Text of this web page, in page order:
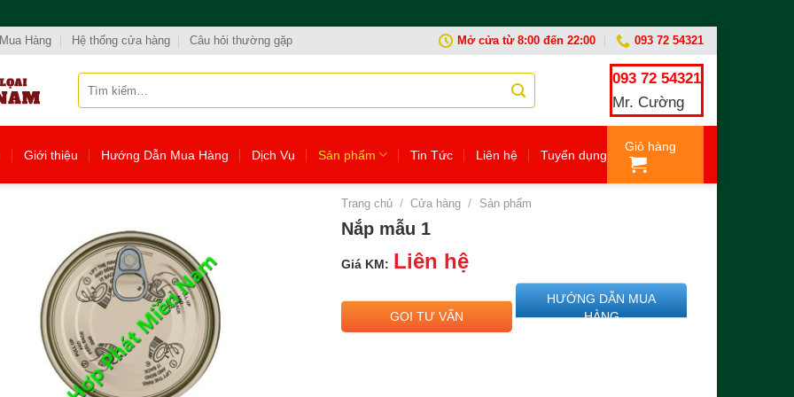
Hàng Hệ thống cửa hàng Câu hỏi thường gặp Mở cửa từ 8:00 đến 22:00 093 72 54321
Tìm
kiếm:
093 72 54321
Mr. Cường
Giới thiệu Hướng Dẫn Mua Hàng Dịch Vụ Sản phẩm Tin Tức Liên hệ Tuyển dụng
Giỏ hàng
Trang chủ / Cửa hàng / Sản phẩm
Nắp mẫu 1
Giá KM: Liên hệ
GỌI TƯ VẤN
HƯỚNG DẪN MUA
HÀNG